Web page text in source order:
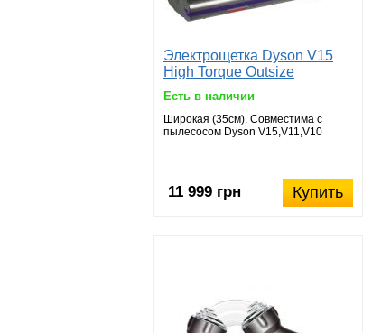
Электрощетка Dyson V15
High Torque Outsize
(широкая)
Есть в наличии
Широкая (35cм). Совместима с
пылесосом Dyson V15,V11,V10
Купить
11 999 грн